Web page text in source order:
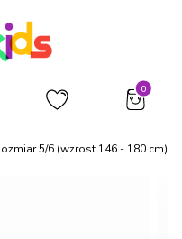
5/6 (wzrost 146 - 180 cm)